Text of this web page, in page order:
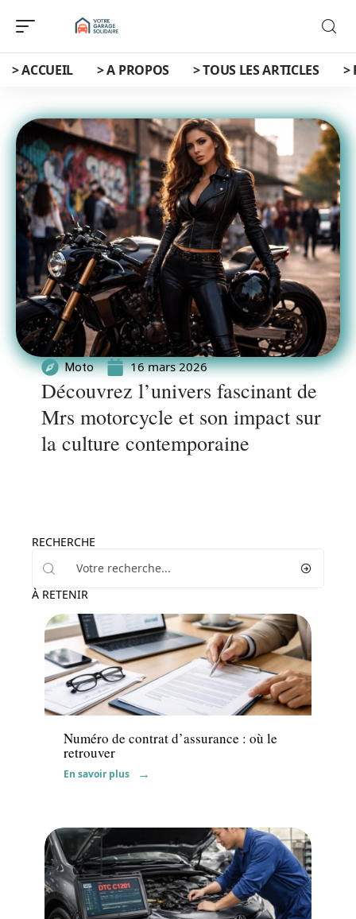
> ACCUEIL > A PROPOS > TOUS LES ARTICLES >
Moto 16 mars 2026
Découvrez l’univers fascinant de
Mrs motorcycle et son impact sur
la culture contemporaine
RECHERCHE
À RETENIR
Assurance
Numéro de contrat d’assurance : où le
retrouver
En savoir plus
Actu